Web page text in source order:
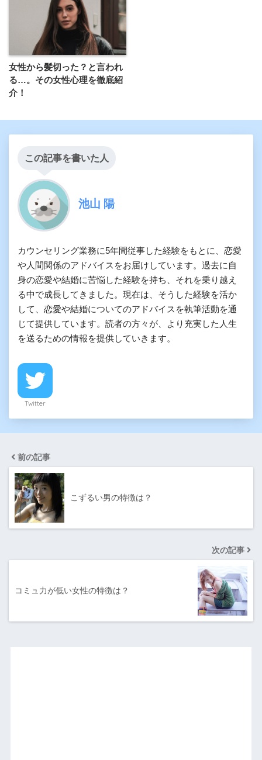
女性から髪切った？と言われ
る…。その女性心理を徹底紹
介！
この記事を書いた人
池山 陽
カウンセリング業務に5年間従事した経験をもとに、恋愛
や人間関係のアドバイスをお届けしています。過去に自
身の恋愛や結婚に苦悩した経験を持ち、それを乗り越え
る中で成長してきました。現在は、そうした経験を活か
して、恋愛や結婚についてのアドバイスを執筆活動を通
じて提供しています。読者の方々が、より充実した人生
を送るための情報を提供していきます。
Twitter
前の記事
こずるい男の特徴は？
次の記事
コミュ力が低い女性の特徴は？